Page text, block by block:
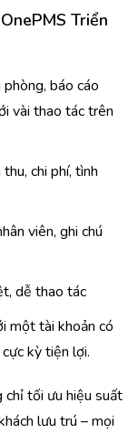
Triển
báo cáo
vài thao tác trên
chi phí, tình
viên, ghi chú
dễ thao tác
một tài khoản có
kỳ tiện lợi.
tối ưu hiệu suất
lưu trú – mọi